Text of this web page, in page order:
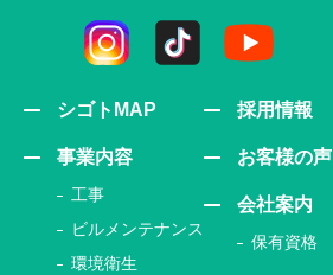
シゴトMAP
事業内容
工事
ビルメンテナンス
環境衛生
採用情報
お客様の声
会社案内
保有資格